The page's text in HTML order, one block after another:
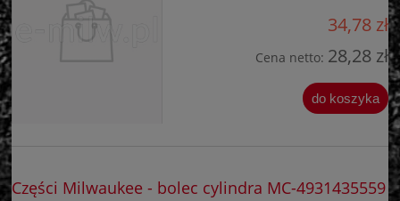
34,78 zł
Cena netto: 28,28 zł
do koszyka
Części Milwaukee - bolec cylindra MC-4931435559